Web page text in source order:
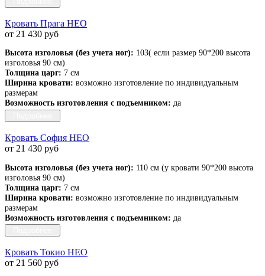
Кровать Прага НЕО
от 21 430 руб
Высота изголовья (без учета ног): 103( если размер 90*200 высота
изголовья 90 см)
Толщина царг: 7 см
Ширина кровати: возможно изготовление по индивидуальным
размерам
Возможность изготовления с подъемником: да
Кровать София НЕО
от 21 430 руб
Высота изголовья (без учета ног): 110 см (у кровати 90*200 высота
изголовья 90 см)
Толщина царг: 7 см
Ширина кровати: возможно изготовление по индивидуальным
размерам
Возможность изготовления с подъемником: да
Кровать Токио НЕО
от 21 560 руб